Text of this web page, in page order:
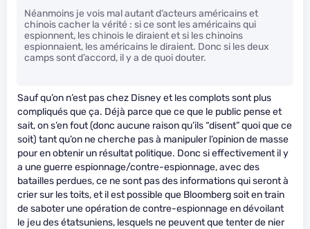
Néanmoins je vois mal autant d’acteurs américains et
chinois cacher la vérité : si ce sont les américains qui
espionnent, les chinois le diraient et si les chinoins
espionnaient, les américains le diraient. Donc si les deux
camps sont d’accord, il y a de quoi douter.
Sauf qu’on n’est pas chez Disney et les complots sont plus
compliqués que ça. Déjà parce que ce que le public pense et
sait, on s’en fout (donc aucune raison qu’ils “disent” quoi que ce
soit) tant qu’on ne cherche pas à manipuler l’opinion de masse
pour en obtenir un résultat politique. Donc si effectivement il y
a une guerre espionnage/contre-espionnage, avec des
batailles perdues, ce ne sont pas des informations qui seront à
crier sur les toits, et il est possible que Bloomberg soit en train
de saboter une opération de contre-espionnage en dévoilant
le jeu des étatsuniens, lesquels ne peuvent que tenter de nier